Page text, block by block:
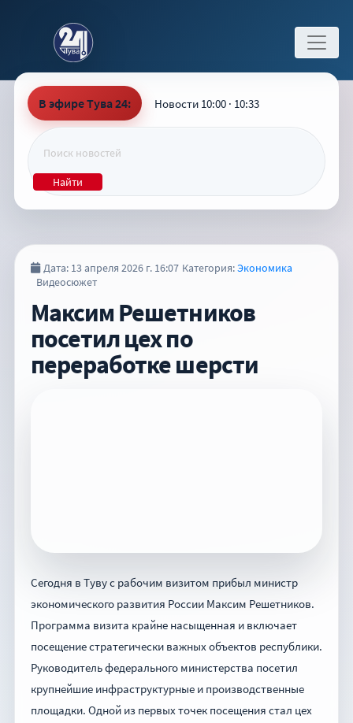
В эфире Тува 24: Новости 10:00 · 10:33
Найти
Дата: 13 апреля 2026 г. 16:07 Категория:Экономика
Видеосюжет
Максим Решетников
посетил цех по
переработке шерсти
Сегодня в Туву с рабочим визитом прибыл министр
экономического развития России Максим Решетников.
Программа визита крайне насыщенная и включает
посещение стратегически важных объектов республики.
Руководитель федерального министерства посетил
крупнейшие инфраструктурные и производственные
площадки. Одной из первых точек посещения стал цех